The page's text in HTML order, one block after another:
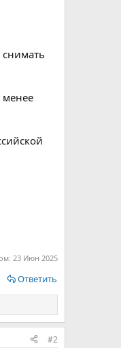
менее
23 Июн 2025
Ответить
#2